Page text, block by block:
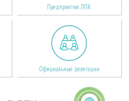
Предприятия ЛПК
Официальные делегации